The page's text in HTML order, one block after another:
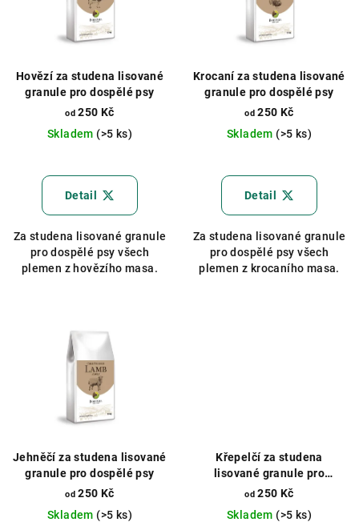
Hovězí za studena lisované
granule pro dospělé psy
od 250 Kč
Skladem (>5 ks)
hodnocení
produktu
z
5
hvězdiček.
Detail
Za studena lisované granule
pro dospělé psy všech
plemen z hovězího masa.
Krocaní za studena lisované
granule pro dospělé psy
od 250 Kč
Skladem (>5 ks)
Detail
Za studena lisované granule
pro dospělé psy všech
plemen z krocaního masa.
Jehněčí za studena lisované
granule pro dospělé psy
od 250 Kč
Skladem (>5 ks)
Křepelčí za studena
lisované granule pro
dospělé psy
od 250 Kč
Skladem (>5 ks)